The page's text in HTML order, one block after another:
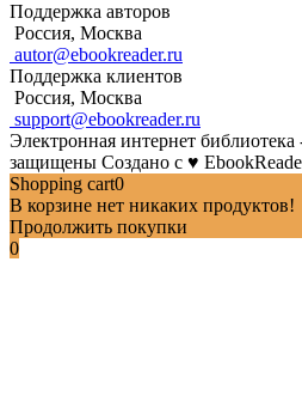
Поддержка авторов
Россия, Москва
autor@ebookreader.ru
Поддержка клиентов
Россия, Москва
support@ebookreader.ru
Электронная интернет
защищены Создано с ♥
Shopping cart0
В корзине нет никаких продуктов!
Продолжить покупки
0